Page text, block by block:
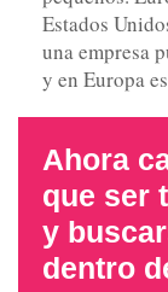
Estados
una empresa
y en Europa
Ahora
que ser
y
dentro